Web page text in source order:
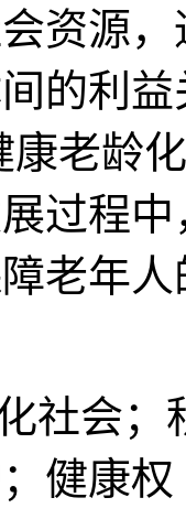
资源
的利
康老龄
过程
老年
社会；
健康权